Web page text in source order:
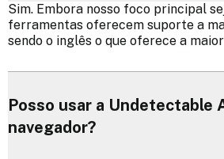
Sim. Embora nosso foco principal
ferramentas oferecem suporte a
sendo o inglês o que oferece a
Posso usar a Undetectable
navegador?